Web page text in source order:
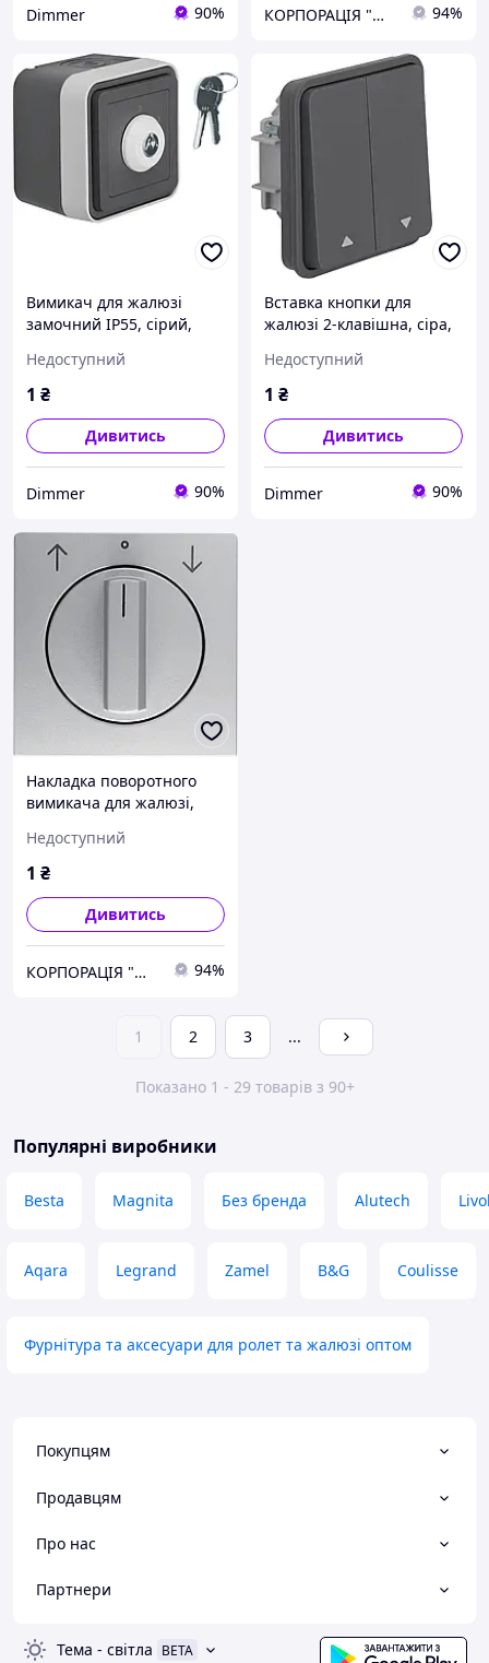
Dimmer 90% КОРПОРАЦІЯ "МЕДІСАН" 94%
Вимикач для жалюзі
замочний IP55, сірий,
Недоступний
1 ₴
Дивитись
Dimmer 90%
Вставка кнопки для
жалюзі 2-клавішна, сіра,
Недоступний
1 ₴
Дивитись
Dimmer 90%
Накладка поворотного
вимикача для жалюзі,
Original
Недоступний
1 ₴
Дивитись
КОРПОРАЦІЯ "МЕДІСАН" 94%
1 2 3 ...
Показано 1 - 29 товарів з 90+
Популярні виробники
Besta Magnita Без бренда Alutech
Aqara Legrand Zamel B&G Coulisse
Фурнітура та аксесуари для ролет та жалюзі оптом
Покупцям
Продавцям
Про нас
Партнери
Тема - світла BETA